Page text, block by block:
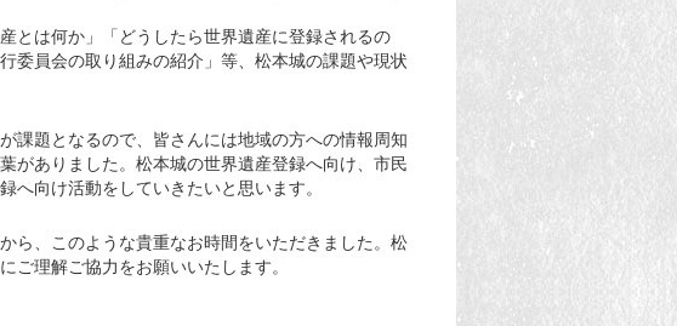
とは何か」「どうしたら世界遺産に登録されるの
委員会の取り組みの紹介」等、松本城の課題や現状
課題となるので、皆さんには地域の方への情報周知
がありました。松本城の世界遺産登録へ向け、市民
向け活動をしていきたいと思います。
ら、このような貴重なお時間をいただきました。松
理解ご協力をお願いいたします。